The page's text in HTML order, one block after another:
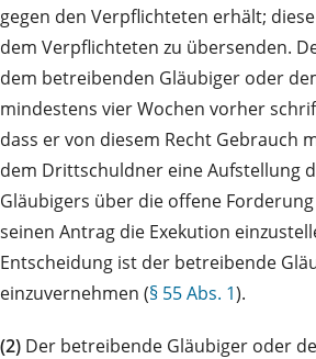
gegen den Verpflichteten erhält;
dem Verpflichteten zu übersenden.
dem betreibenden Gläubiger oder
mindestens vier Wochen vorher
dass er von diesem Recht Gebrauch
dem Drittschuldner eine Aufstellung
Gläubigers über die offene
seinen Antrag die Exekution
Entscheidung ist der betreibende
einzuvernehmen (§ 55 Abs. 1).
(2) Der betreibende Gläubiger oder